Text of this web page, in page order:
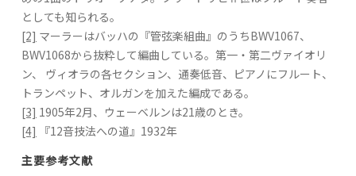
としても知られる。
[2] マーラーはバッハの『管弦楽組曲』のうちBWV1067、
BWV1068から抜粋して編曲している。第一・第二ヴァイオリ
ン、 ヴィオラの各セクション、通奏低音、ピアノにフルート、
トランペット、オルガンを加えた編成である。
[3] 1905年2月、ウェーベルンは21歳のとき。
[4] 『12音技法への道』1932年
主要参考文献